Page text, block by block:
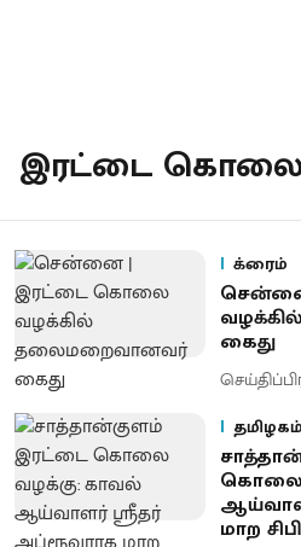
இரட்டை கொலை
க்ரைம்
கைது
தமிழகம்
கொலை
மாற